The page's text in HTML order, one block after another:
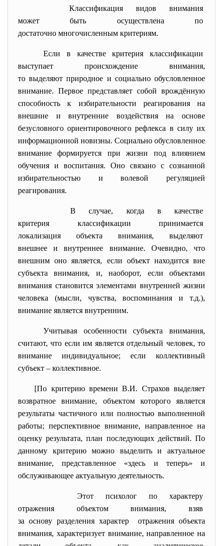
Классификация видов внимания
может быть осуществлена по
достаточно многочисленным критериям.
Если в качестве критерия классификации
выступает происхождение внимания,
то выделяют природное и социально обусловленное
внимание. Первое представляет собой врождённую
способность к избирательности реагирования на
внешние и внутренние воздействия на основе
безусловного ориентировочного рефлекса в силу их
информационной новизны. Социально обусловленное
внимание формируется при жизни под влиянием
обучения и воспитания. Оно связано с сознанной
избирательностью и волевой регуляцией
реагирования.
В случае, когда в качестве
критерия классификации принимается
локализация объекта внимания, выделяют
внешнее и внутреннее внимание. Очевидно, что
внешним оно является, если объект находится вне
субъекта внимания, и, наоборот, если объектами
внимания становится элементами внутренней жизни
человека (мысли, чувства, воспоминания и т.д.),
внимание является внутренним.
Учитывая особенности субъекта внимания,
считают, что если им является отдельный человек, то
внимание индивидуальное; если коллективный
субъект – коллективное.
[По критерию времени В.И. Страхов выделяет
возвратное внимание, объектом которого является
результаты частичного или полностью выполненной
работы; перспективное внимание, направленное на
оценку результата, план последующих действий. По
данному критерию можно выделить и актуальное
внимание, представленное «здесь и теперь» и
обслуживающее актуальную деятельность.
Этот психолог по характеру
отражения объектом внимания, взяв
за основу разделения характер отражения объекта
внимания, характеризует внимание, направленное на